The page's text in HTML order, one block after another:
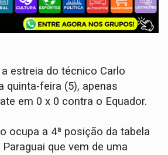
estreia do técnico Carlo
quinta-feira (5), apenas
em 0 x 0 contra o Equador.
ocupa a 4ª posição da tabela
que vem de uma